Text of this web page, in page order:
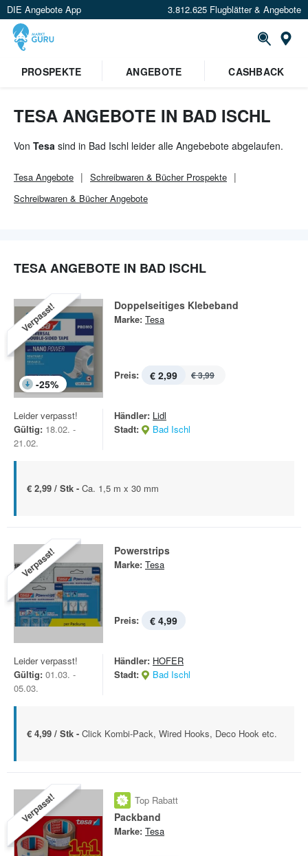
DIE Angebote App 3.812.625 Flugblätter & Angebote
PROSPEKTE
ANGEBOTE CASHBACK
TESA ANGEBOTE IN BAD ISCHL
Von Tesa sind in Bad Ischl leider alle Angebebote abgelaufen.
Tesa Angebote Schreibwaren & BücherProspekte
Schreibwaren & BücherAngebote
TESA ANGEBOTE IN BAD ISCHL
Verpasst!
-25%
Doppelseitiges Klebeband
Marke: Tesa
Preis: € 2,99 € 3,99
Leider verpasst!
Gültig: 18.02. -
21.02.
Händler: Lidl
Stadt:
Bad Ischl
€ 2,99 / Stk - Ca. 1,5 m x 30 mm
Verpasst! Powerstrips
Marke: Tesa
Preis: € 4,99
Leider verpasst!
Gültig: 01.03. -
05.03.
Händler: HOFER
Stadt:
Bad Ischl
€ 4,99 / Stk - Click Kombi-Pack, Wired Hooks, Deco Hook etc.
Verpasst! Top Rabatt
Packband
Marke: Tesa